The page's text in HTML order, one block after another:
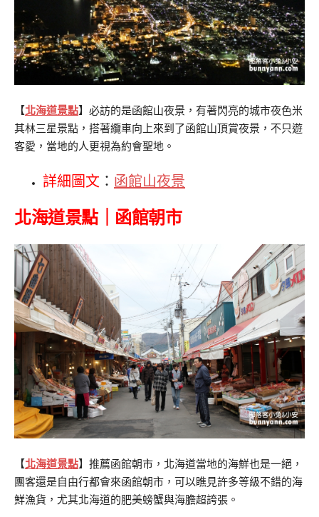
【北海道景點】必訪的是函館山夜景，有著閃亮的城市夜色米
其林三星景點，搭著纜車向上來到了函館山頂賞夜景，不只遊
客愛，當地的人更視為約會聖地。
詳細圖文 ： 函館山夜景
北海道景點｜函館朝市
【北海道景點】推薦函館朝市，北海道當地的海鮮也是一絕，
團客還是自由行都會來函館朝市，可以瞧見許多等級不錯的海
鮮漁貨，尤其北海道的肥美螃蟹與海膽超誇張。